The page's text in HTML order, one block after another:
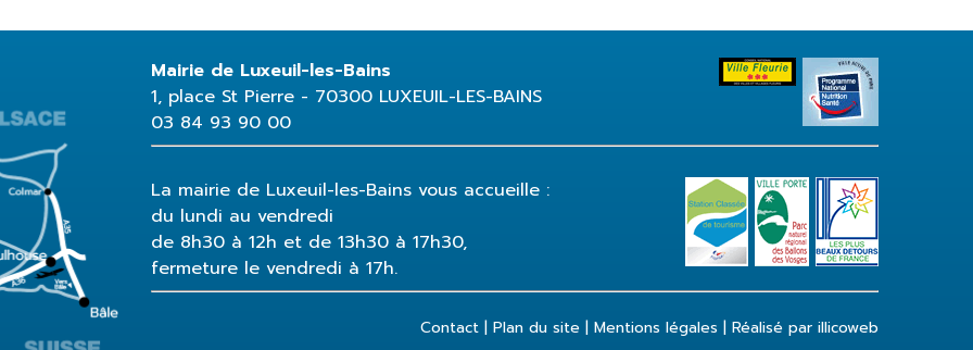
Mairie de Luxeuil-les-Bains
1, place St Pierre - 70300 LUXEUIL-LES-BAINS
03 84 93 90 00
La mairie de Luxeuil-les-Bains vous accueille :
du lundi au vendredi
de 8h30 à 12h et de 13h30 à 17h30,
fermeture le vendredi à 17h.
Contact | Plan du site | Mentions légales | Réalisé par illicoweb